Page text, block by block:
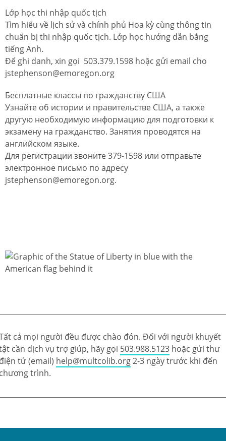
Lớp học thi nhập quốc tịch
Tìm hiểu về lịch sử và chính phủ Hoa kỳ cùng thông tin
chuẩn bị thi nhập quốc tịch. Lớp học hướng dẫn bằng
tiếng Anh.
Để ghi danh, xin gọi 503.379.1598 hoặc gửi email cho
jstephenson@emoregon.org
Бесплатные классы по гражданству США
Узнайте об истории и правительстве США, а также
другую необходимую информацию для подготовки к
экзамену на гражданство. Занятия проводятся на
английском языке.
Для регистрации звоните 379-1598 или отправьте
электронное письмо по адресу
jstephenson@emoregon.org.
cả mọi người đều được chào đón. Đối với người khuyết
cần dịch vụ trợ giúp, hãy gọi 503.988.5123 hoặc gửi thư
tử (email) help@multcolib.org2-3 ngày trước khi đến
trình.